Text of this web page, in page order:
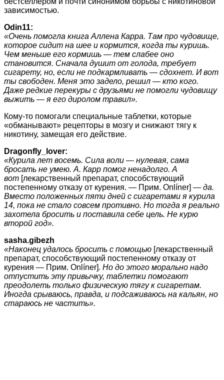
зависимостью.
Odin11:
«Очень помогла книга Аллена Карра. Там про чудовище,
которое сидит на шее и кормится, когда ты куришь.
Чем меньше его кормишь — тем слабее оно
становится. Сначала душит от голода, требует
сигарету, но, если не подкармливать — сдохнет. И вот
ты свободен. Меня это задело, решил — кто кого.
Даже редкие перекуры с друзьями не помогли чудовищу
выжить — я его диролом травил».
Кому-то помогали специальные таблетки, которые
«обманывают» рецепторы в мозгу и снижают тягу к
никотину, замещая его действие.
Dragonfly_lover:
«Курила лет восемь. Сила воли — нулевая, сама
бросать не умею. А. Карр помог ненадолго. А
вот [лекарственный препарат, способствующий
постепенному отказу от курения. — Прим. Onlíner] — да.
Вместо положенных пяти дней с сигаретами я курила
14, пока не стало совсем противно. Но тогда я реально
захотела бросить и поставила себе цель. Не курю
второй год».
sasha.gibezh
«Наконец удалось бросить с помощью [лекарственный
препарат, способствующий постепенному отказу от
курения — Прим. Onlíner]. Но до этого морально надо
отпустить эту привычку, таблетки помогают
преодолеть только физическую тягу к сигаретам.
Иногда срываюсь, правда, и подсаживаюсь на кальян, но
стараюсь не частить».